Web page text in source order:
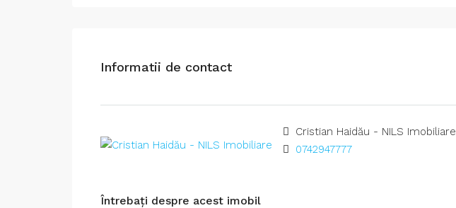
Informatii de contact
Cristian Haidău - NILS Imobiliare
0742947777
Întrebați despre acest imobil